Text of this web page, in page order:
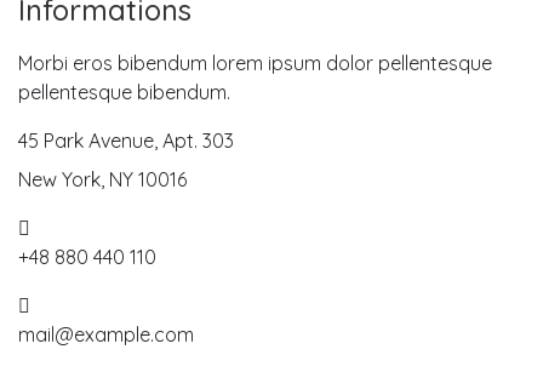
Informations
Morbi eros bibendum lorem ipsum dolor pellentesque
pellentesque bibendum.
45 Park Avenue, Apt. 303
New York, NY 10016
+48 880 440 110
mail@example.com